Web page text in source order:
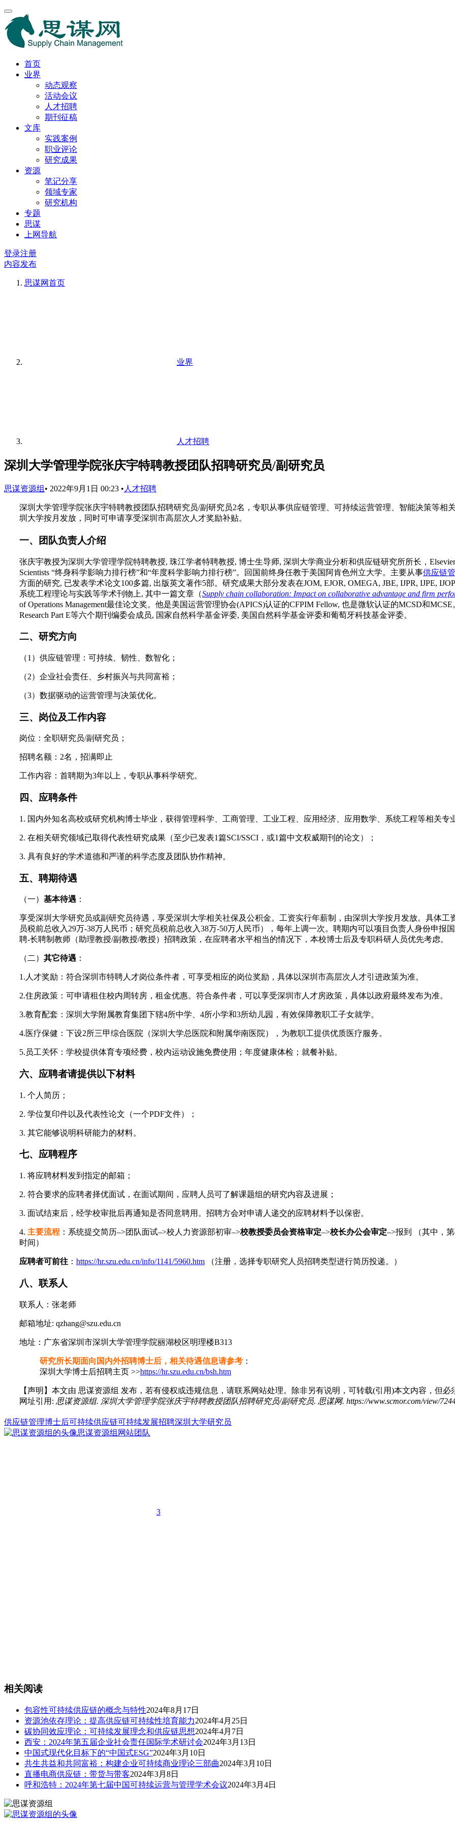
首页
业界
动态观察
活动会议
人才招聘
期刊征稿
文库
实践案例
职业评论
研究成果
资源
笔记分享
领域专家
研究机构
专题
思谋
上网导航
登录注册
内容发布
思谋网首页
业界
人才招聘
深圳大学管理学院张庆宇特聘教授团队招聘研究员/副研究员
思谋资源组 • 2022年9月1日 00:23 • 人才招聘
深圳大学管理学院张庆宇特聘教授团队招聘研究员/副研究员2名，专职从事供应链管理、可持续运营管理、智能决策等相
圳大学按月发放，同时可申请享受深圳市高层次人才奖励补贴。
一、团队负责人介绍
张庆宇教授为深圳大学管理学院特聘教授, 珠江学者特聘教授, 博士生导师, 深圳大学商业分析和供应链研究所所长，
Scientists “终身科学影响力排行榜”和“年度科学影响力排行榜”。回国前终身任教于美国阿肯色州立大学。主要从事供应链
方面的研究, 已发表学术论文100多篇, 出版英文著作5部。研究成果大部分发表在JOM, EJOR, OMEGA, JBE, IJPR, IJPE,
系统工程理论与实践等学术刊物上, 其中一篇文章（Supply chain collaboration: Impact on collaborative advantage and firm
of Operations Management最佳论文奖。他是美国运营管理协会(APICS)认证的CFPIM Fellow, 也是微软认证的MCSD和MCSE
Research Part E等六个期刊编委会成员, 国家自然科学基金评委, 美国自然科学基金评委和葡萄牙科技基金评委。
二、研究方向
（1）供应链管理：可持续、韧性、数智化；
（2）企业社会责任、乡村振兴与共同富裕；
（3）数据驱动的运营管理与决策优化。
三、岗位及工作内容
岗位：全职研究员/副研究员；
招聘名额：2名，招满即止
工作内容：首聘期为3年以上，专职从事科学研究。
四、应聘条件
1. 国内外知名高校或研究机构博士毕业，获得管理科学、工商管理、工业工程、应用经济、应用数学、系统工程等相关专
2. 在相关研究领域已取得代表性研究成果（至少已发表1篇SCI/SSCI，或1篇中文权威期刊的论文）；
3. 具有良好的学术道德和严谨的科学态度及团队协作精神。
五、聘期待遇
（一） 基本待遇 ：
享受深圳大学研究员或副研究员待遇，享受深圳大学相关社保及公积金。工资实行年薪制，由深圳大学按月发放。具体
员税前总收入29万-38万人民币；研究员税前总收入38万-50万人民币），每年上调一次。聘期内可以项目负责人身份申报
聘-长聘制教师（助理教授/副教授/教授）招聘政策，在应聘者水平相当的情况下，本校博士后及专职科研人员优先考虑。
（二） 其它待遇 ：
1.人才奖励：符合深圳市特聘人才岗位条件者，可享受相应的岗位奖励，具体以深圳市高层次人才引进政策为准。
2.住房政策：可申请租住校内周转房，租金优惠。符合条件者，可以享受深圳市人才房政策，具体以政府最终发布为准。
3.教育配套：深圳大学附属教育集团下辖4所中学、4所小学和3所幼儿园，有效保障教职工子女就学。
4.医疗保健：下设2所三甲综合医院（深圳大学总医院和附属华南医院），为教职工提供优质医疗服务。
5.员工关怀：学校提供体育专项经费，校内运动设施免费使用；年度健康体检；就餐补贴。
六、应聘者请提供以下材料
1. 个人简历；
2. 学位复印件以及代表性论文（一个PDF文件）；
3. 其它能够说明科研能力的材料。
七、应聘程序
1. 将应聘材料发到指定的邮箱；
2. 符合要求的应聘者择优面试，在面试期间，应聘人员可了解课题组的研究内容及进展；
3. 面试结束后，经学校审批后再通知是否同意聘用。招聘方会对申请人递交的应聘材料予以保密。
4. 主要流程 ：系统提交简历–>团队面试–>校人力资源部初审–>校教授委员会资格审定–>校长办公会审定–>报到 （其中，
时间）
应聘者可前往 ： https://hr.szu.edu.cn/info/1141/5960.htm （注册，选择专职研究人员招聘类型进行简历投递。）
八、联系人
联系人：张老师
邮箱地址: qzhang@szu.edu.cn
地址：广东省深圳市深圳大学管理学院丽湖校区明理楼B313
研究所长期面向国内外招聘博士后，相关待遇信息请参考 ：
深圳大学博士后招聘主页 >>https://hr.szu.edu.cn/bsh.htm
【声明】本文由 思谋资源组 发布，若有侵权或违规信息，请联系网站处理。除非另有说明，可转载(引用)本文内容，但必
网址引用: 思谋资源组. 深圳大学管理学院张庆宇特聘教授团队招聘研究员/副研究员. 思谋网. https://www.scmor.com/view/
供应链管理博士后可持续供应链可持续发展招聘深圳大学研究员
思谋资源组 网站团队
3
相关阅读
包容性可持续供应链的概念与特性2024年8月17日
资源池依存理论：提高供应链可持续性培育能力2024年4月25日
碳协同效应理论：可持续发展理念和供应链思想2024年4月7日
西安：2024年第五届企业社会责任国际学术研讨会2024年3月13日
中国式现代化目标下的“中国式ESG”2024年3月10日
共生共益和共同富裕：构建企业可持续商业理论三部曲2024年3月10日
直播电商供应链：带货与带客2024年3月8日
呼和浩特：2024年第七届中国可持续运营与管理学术会议2024年3月4日